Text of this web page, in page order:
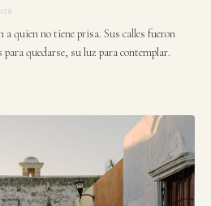
a quien no tiene prisa. Sus calles fueron
quedarse, su luz para contemplar.